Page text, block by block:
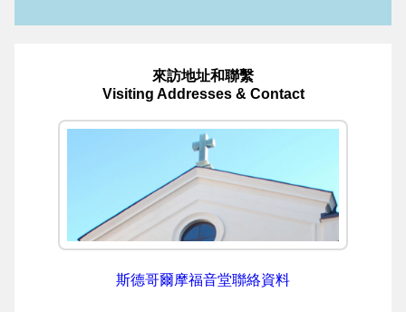
來訪地址和聯繫
Visiting Addresses & Contact
斯德哥爾摩福音堂聯絡資料